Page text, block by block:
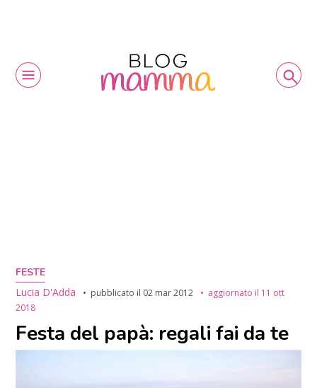
FESTE
Lucia D'Adda
pubblicato il 02 mar 2012 aggiornato il 11 ott
2018
Festa del papà: regali fai da te